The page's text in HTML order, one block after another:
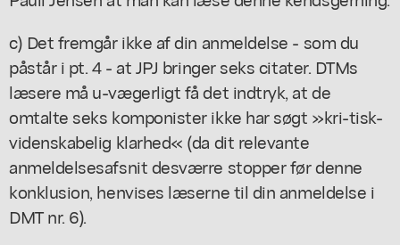
c) Det fremgår ikke af din anmeldelse - som du
påstår i pt. 4 - at JPJ bringer seks citater. DTMs
læsere må u-vægerligt få det indtryk, at de
omtalte seks komponister ikke har søgt »kri-tisk-
videnskabelig klarhed« (da dit relevante
anmeldelsesafsnit desværre stopper før denne
konklusion, henvises læserne til din anmeldelse i
DMT nr. 6).